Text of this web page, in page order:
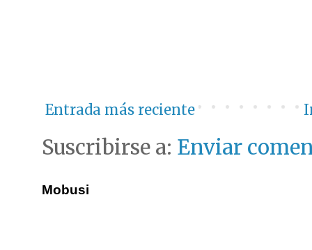
Entrada más reciente
Suscribirse a: Enviar
Mobusi